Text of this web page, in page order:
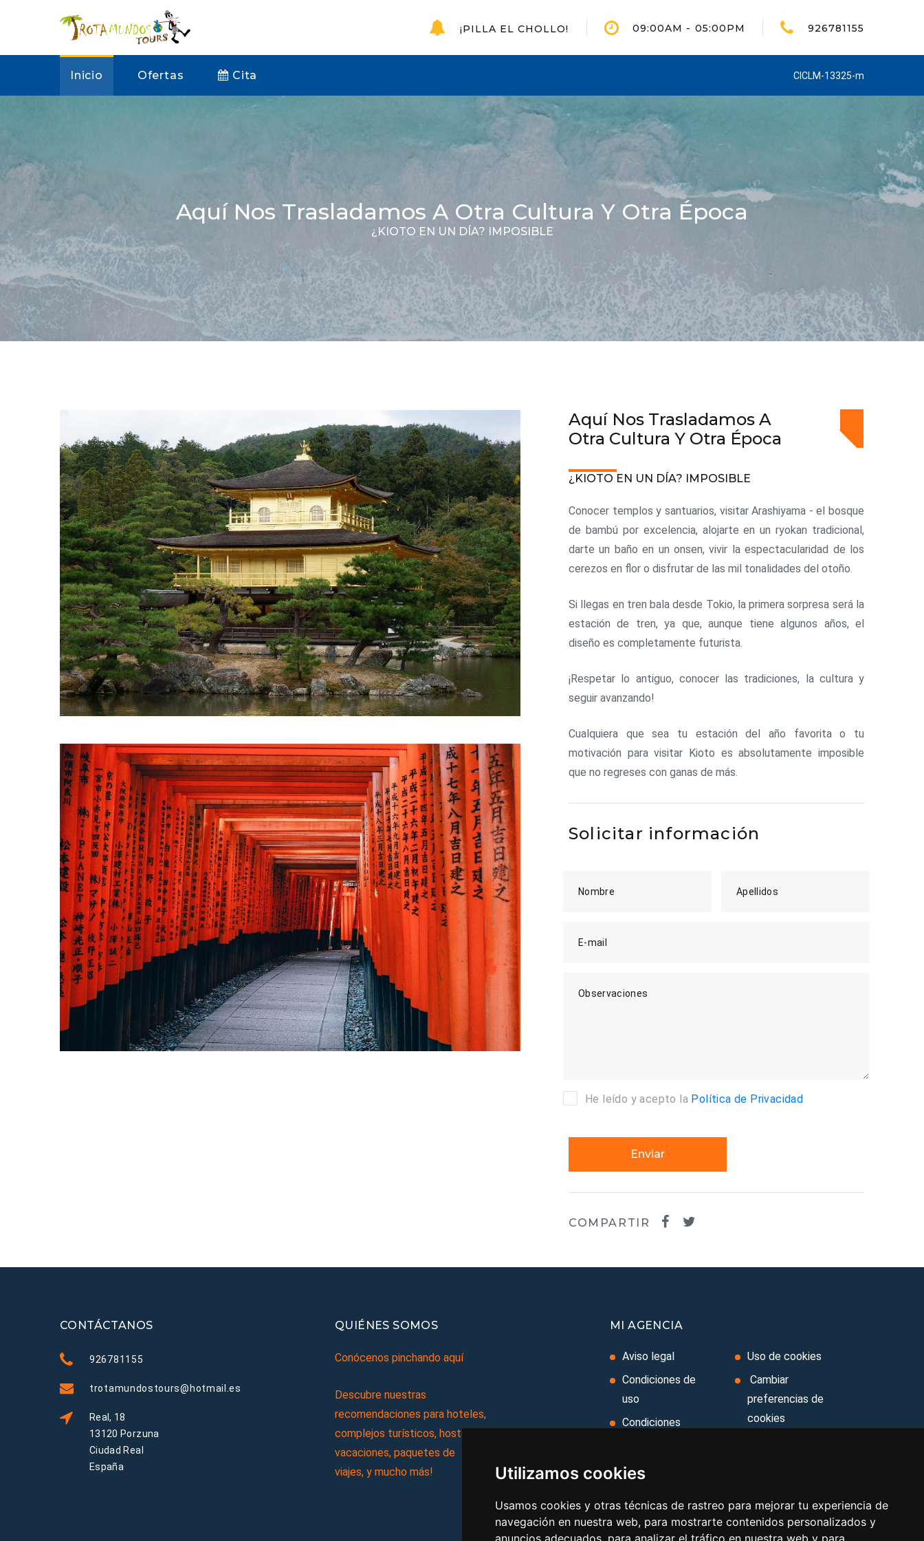
Utilizamos cookies
Usamos cookies y otras técnicas de rastreo para mejorar tu experiencia de
navegación en nuestra web, para mostrarte contenidos personalizados y
anuncios adecuados, para analizar el tráfico en nuestra web y para
¡PILLA EL CHOLLO! 09:00AM - 05:00PM 926781155
CICLM-13325-m
Inicio Ofertas Cita
Aquí Nos Trasladamos A Otra Cultura Y Otra Época
¿KIOTO EN UN DÍA? IMPOSIBLE
Aquí Nos Trasladamos A
Otra Cultura Y Otra Época
¿KIOTO EN UN DÍA? IMPOSIBLE
Conocer templos y santuarios, visitar Arashiyama - el bosque
de bambú por excelencia, alojarte en un ryokan tradicional,
darte un baño en un onsen, vivir la espectacularidad de los
cerezos en flor o disfrutar de las mil tonalidades del otoño.
Si llegas en tren bala desde Tokio, la primera sorpresa será la
estación de tren, ya que, aunque tiene algunos años, el
diseño es completamente futurista.
¡Respetar lo antiguo, conocer las tradiciones, la cultura y
seguir avanzando!
Cualquiera que sea tu estación del año favorita o tu
motivación para visitar Kioto es absolutamente imposible
que no regreses con ganas de más.
Solicitar información
Nombre Apellidos
E-mail
Observaciones
He leído y acepto la Política de Privacidad
Enviar
COMPARTIR
CONTÁCTANOS
926781155
trotamundostours@hotmail.es
Real, 18
13120 Porzuna
Ciudad Real
España
QUIÉNES SOMOS
Conócenos pinchando aquí
Descubre nuestras
recomendaciones para hoteles,
complejos turísticos, hostales,
vacaciones, paquetes de
viajes, y mucho más!
MI AGENCIA
Aviso legal
Condiciones de
uso
Condiciones
Ley de Viajes
Política de
privacidad
Uso de cookies
Cambiar
preferencias de
cookies